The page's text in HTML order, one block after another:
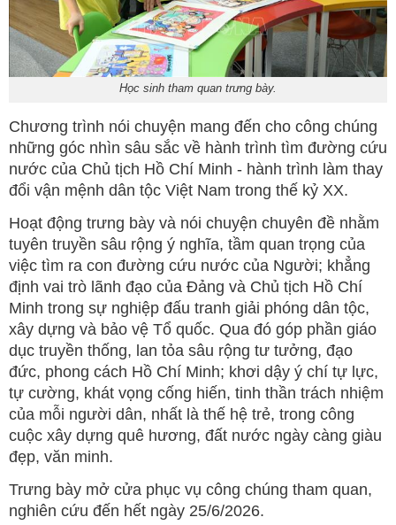
Học sinh tham quan trưng bày.
Chương trình nói chuyện mang đến cho công chúng
những góc nhìn sâu sắc về hành trình tìm đường cứu
nước của Chủ tịch Hồ Chí Minh - hành trình làm thay
đổi vận mệnh dân tộc Việt Nam trong thế kỷ XX.
Hoạt động trưng bày và nói chuyện chuyên đề nhằm
tuyên truyền sâu rộng ý nghĩa, tầm quan trọng của
việc tìm ra con đường cứu nước của Người; khẳng
định vai trò lãnh đạo của Đảng và Chủ tịch Hồ Chí
Minh trong sự nghiệp đấu tranh giải phóng dân tộc,
xây dựng và bảo vệ Tổ quốc. Qua đó góp phần giáo
dục truyền thống, lan tỏa sâu rộng tư tưởng, đạo
đức, phong cách Hồ Chí Minh; khơi dậy ý chí tự lực,
tự cường, khát vọng cống hiến, tinh thần trách nhiệm
của mỗi người dân, nhất là thế hệ trẻ, trong công
cuộc xây dựng quê hương, đất nước ngày càng giàu
đẹp, văn minh.
Trưng bày mở cửa phục vụ công chúng tham quan,
nghiên cứu đến hết ngày 25/6/2026.